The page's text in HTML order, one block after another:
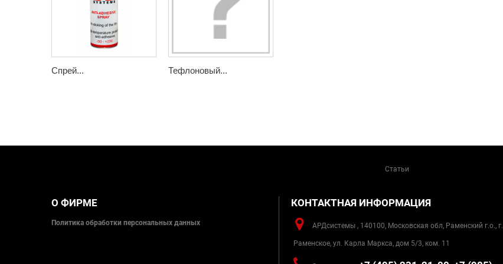
Спрей... Тефлоновый...
Статьи
О ФИРМЕ
Политика обработки персональных данных
КОНТАКТНАЯ ИНФОРМАЦИЯ
АРДсистемы , 140100, Московская обл, Раменский г.о., г.
Раменское, ул. Карла Маркса, дом 5/3, ком. 11